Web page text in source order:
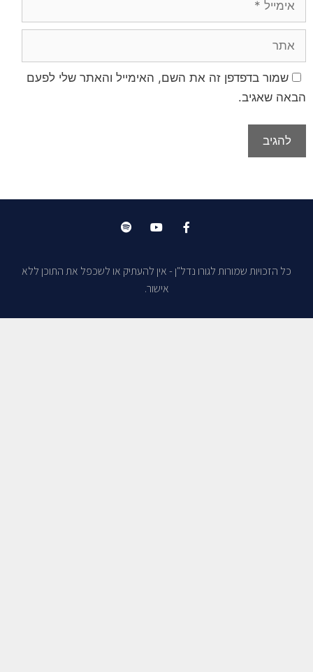
שמור בדפדפן זה את השם, האימייל והאתר שלי לפעם
הבאה שאגיב.
כל הזכויות שמורות לגורו נדל"ן - אין להעתיק או לשכפל את התוכן ללא
אישור.